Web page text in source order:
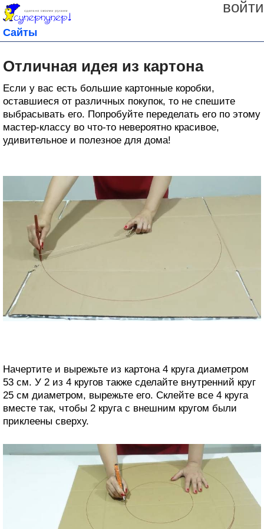
войти
Сайты
Отличная идея из картона
Если у вас есть большие картонные коробки,
оставшиеся от различных покупок, то не спешите
выбрасывать его. Попробуйте переделать его по этому
мастер-классу во что-то невероятно красивое,
удивительное и полезное для дома!
Начертите и вырежьте из картона 4 круга диаметром
53 см. У 2 из 4 кругов также сделайте внутренний круг
25 см диаметром, вырежьте его. Склейте все 4 круга
вместе так, чтобы 2 круга с внешним кругом были
приклеены сверху.